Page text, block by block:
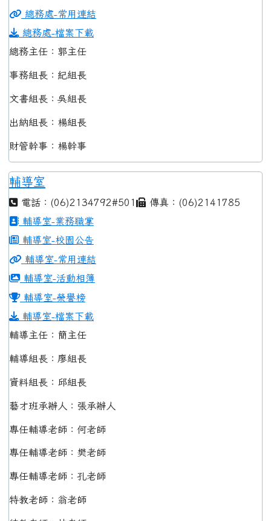
總務處-常用連結
總務處-檔案下載
總務主任：郭主任
事務組長：紀組長
文書組長：吳組長
出納組長：楊組長
財管幹事：楊幹事
輔導室
電話：(06)2134792#501
傳真：(06)2141785
輔導室-業務職掌
輔導室-校園公告
輔導室-常用連結
輔導室-活動相簿
輔導室-榮譽榜
輔導室-檔案下載
輔導主任：簡主任
輔導組長：廖組長
資料組長：邱組長
藝才班承辦人：張承辦人
專任輔導老師：何老師
專任輔導老師：樊老師
專任輔導老師：孔老師
特教老師：翁老師